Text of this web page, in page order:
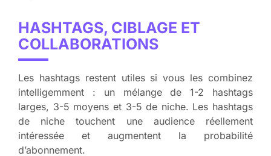
HASHTAGS, CIBLAGE ET
COLLABORATIONS
Les hashtags restent utiles si vous les combinez
intelligemment : un mélange de 1-2 hashtags
larges, 3-5 moyens et 3-5 de niche. Les hashtags
de niche touchent une audience réellement
intéressée et augmentent la probabilité
d’abonnement.